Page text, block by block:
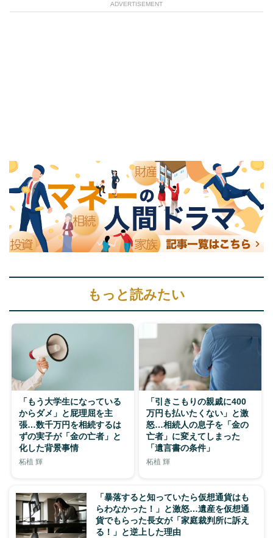
ADVERTISEMENT
もっと読みたい
「もう大学生になっている
からダメ」と屁理屈を主
張…数千万円を相続するは
ずの実子が「金の亡者」と
化した背景事情
柘植 輝
「引きこもりの親戚に400
万円も払いたくない」と激
怒…相続人の息子を「金の
亡者」に変えてしまった
「遺言書の条件」
柘植 輝
「暴落すると知っていたら仮想通貨はも
らわなかった！」と激怒…遺産を仮想通
貨でもらった長女が「家庭裁判所に訴え
る！」と逆上した理由